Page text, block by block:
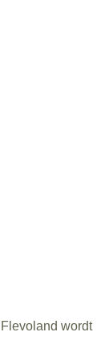
wordt